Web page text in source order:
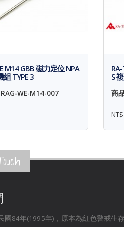
M14 GBB 磁力定位 NPA
組 TYPE 3
WE-M14-007
S
商
國84年(1995年)，原本為紅色警戒生